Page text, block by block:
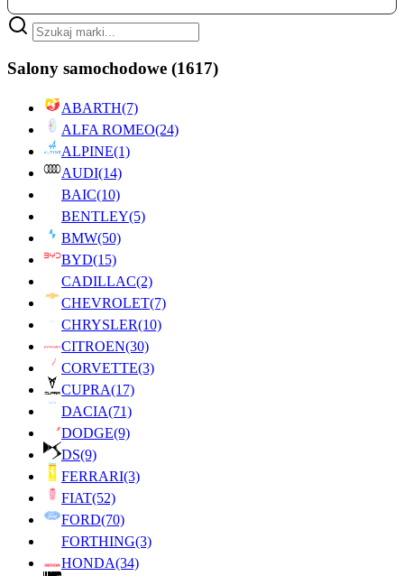
Salony samochodowe (1617)
ABARTH(7)
ALFA ROMEO(24)
ALPINE(1)
AUDI(14)
BAIC(10)
BENTLEY(5)
BMW(50)
BYD(15)
CADILLAC(2)
CHEVROLET(7)
CHRYSLER(10)
CITROEN(30)
CORVETTE(3)
CUPRA(17)
DACIA(71)
DODGE(9)
DS(9)
FERRARI(3)
FIAT(52)
FORD(70)
FORTHING(3)
HONDA(34)